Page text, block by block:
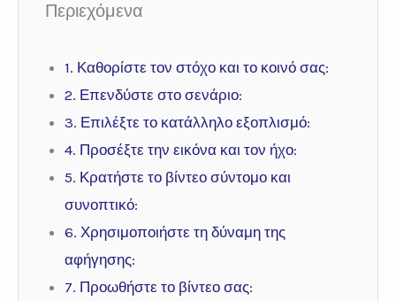
Περιεχόμενα
1. Καθορίστε τον στόχο και το κοινό σας:
2. Επενδύστε στο σενάριο:
3. Επιλέξτε το κατάλληλο εξοπλισμό:
4. Προσέξτε την εικόνα και τον ήχο:
5. Κρατήστε το βίντεο σύντομο και
συνοπτικό:
6. Χρησιμοποιήστε τη δύναμη της
αφήγησης:
7. Προωθήστε το βίντεο σας: